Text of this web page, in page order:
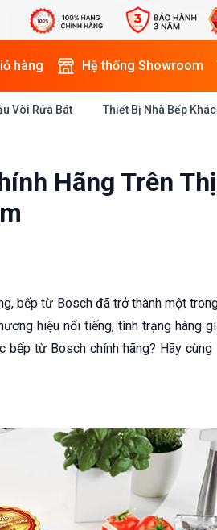
hàng Hệ thống Showroom
Vòi Rửa Bát Thiết Bị Nhà Bếp Khác
Hãng Trên Thị
bếp từ Bosch đã trở thành một
hiệu nổi tiếng, tình trạng hàng
từ Bosch chính hãng? Hãy cùng